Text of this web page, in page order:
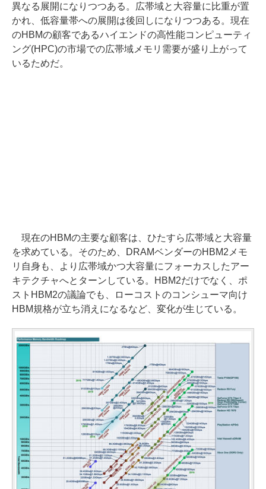
異なる展開になりつつある。広帯域と大容量に比重が置
かれ、低容量帯への展開は後回しになりつつある。現在
のHBMの顧客であるハイエンドの高性能コンピューティ
ング(HPC)の市場での広帯域メモリ需要が盛り上がって
いるためだ。
現在のHBMの主要な顧客は、ひたすら広帯域と大容量
を求めている。そのため、DRAMベンダーのHBM2メモ
リ自身も、より広帯域かつ大容量にフォーカスしたアー
キテクチャへとターンしている。HBM2だけでなく、ポ
ストHBM2の議論でも、ローコストのコンシューマ向け
HBM規格が立ち消えになるなど、変化が生じている。